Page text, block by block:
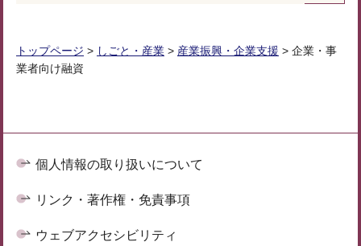
トップページ > しごと・産業 > 産業振興・企業支援 > 企業・事
業者向け融資
個人情報の取り扱いについて
リンク・著作権・免責事項
ウェブアクセシビリティ